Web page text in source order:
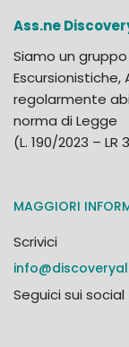
Ass.ne
Siamo un
regolarmente
norma di Legge
(L. 190/2023 – LR
MAGGIORI
Scrivici
Seguici sui social